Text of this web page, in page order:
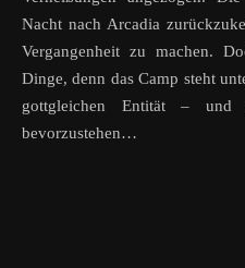
Nacht nach Arcadia
Vergangenheit zu machen.
Dinge, denn das Camp steht
gottgleichen Entität – und
bevorzustehen…